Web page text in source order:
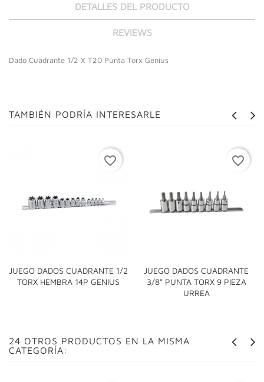
DETALLES DEL PRODUCTO
REVIEWS
Dado Cuadrante 1/2 X T20 Punta Torx Genius
TAMBIÉN PODRÍA INTERESARLE
JUEGO DADOS CUADRANTE 1/2
TORX HEMBRA 14P GENIUS
favorite_border
JUEGO DADOS CUADRANTE
3/8" PUNTA TORX 9 PIEZA
URREA
favorite_border
24 OTROS PRODUCTOS EN LA MISMA
CATEGORÍA: